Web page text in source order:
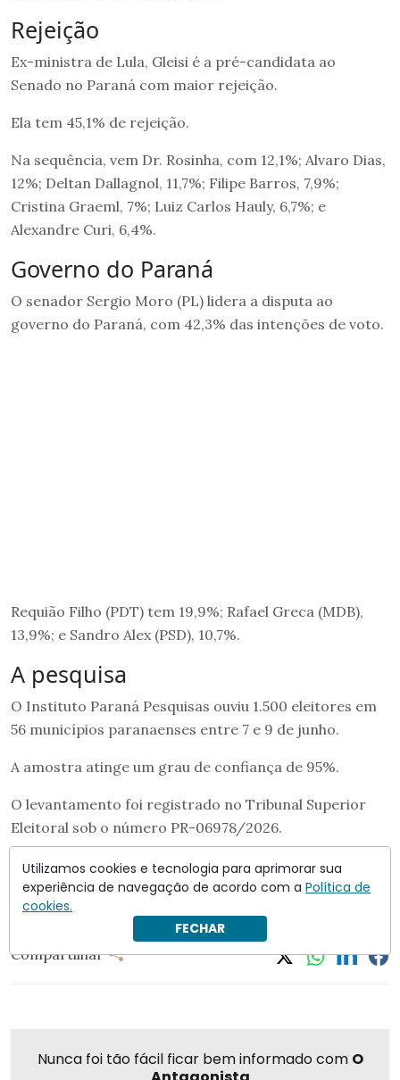
Rejeição
Ex-ministra de Lula, Gleisi é a pré-candidata ao
Senado no Paraná com maior rejeição.
Ela tem 45,1% de rejeição.
Na sequência, vem Dr. Rosinha, com 12,1%; Alvaro Dias,
12%; Deltan Dallagnol, 11,7%; Filipe Barros, 7,9%;
Cristina Graeml, 7%; Luiz Carlos Hauly, 6,7%; e
Alexandre Curi, 6,4%.
Governo do Paraná
O senador Sergio Moro (PL) lidera a disputa ao
governo do Paraná, com 42,3% das intenções de voto.
Requião Filho (PDT) tem 19,9%; Rafael Greca (MDB),
13,9%; e Sandro Alex (PSD), 10,7%.
A pesquisa
O Instituto Paraná Pesquisas ouviu 1.500 eleitores em
56 municípios paranaenses entre 7 e 9 de junho.
A amostra atinge um grau de confiança de 95%.
O levantamento foi registrado no Tribunal Superior
Eleitoral sob o número PR-06978/2026.
Alvaro Dias Deltan Dallagnol Gleisi Hoffmann
Instituto Paraná Pesquisas
Compartilhar
Nunca foi tão fácil ficar bem informado com O
Utilizamos cookies e tecnologia para aprimorar sua
experiência de navegação de acordo com a Política de
cookies.
FECHAR